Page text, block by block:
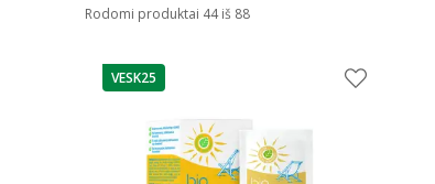
Rodomi produktai 44 iš 88
patarimas
VESK25